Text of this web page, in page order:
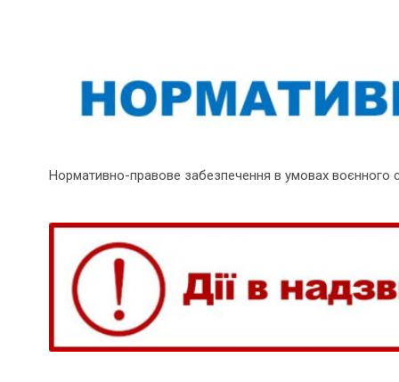
Нормативно-правове забезпечення в умовах воєнного